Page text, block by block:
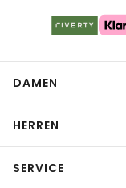
DAMEN
HERREN
SERVICE